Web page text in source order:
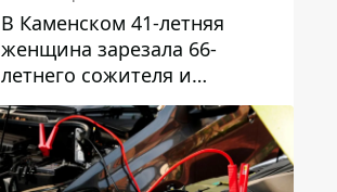
В Каменском 41-летняя
женщина зарезала 66-
летнего сожителя и
пыталась обмануть
полицейских